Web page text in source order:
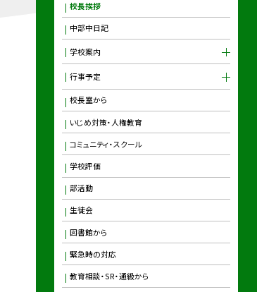
校長挨拶
中部中日記
学校案内
行事予定
校長室から
いじめ対策・人権教育
コミュニティ・スクール
学校評価
部活動
生徒会
図書館から
緊急時の対応
教育相談・SR・通級から